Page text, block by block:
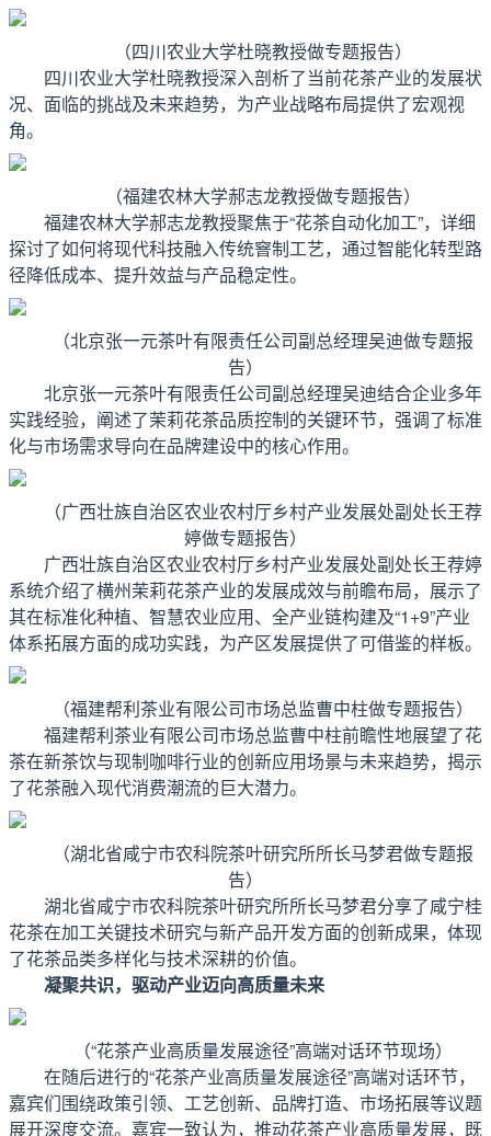
（四川农业大学杜晓教授做专题报告）
四川农业大学杜晓教授深入剖析了当前花茶产业的发展状
况、面临的挑战及未来趋势，为产业战略布局提供了宏观视
角。
（福建农林大学郝志龙教授做专题报告）
福建农林大学郝志龙教授聚焦于“花茶自动化加工”，详细
探讨了如何将现代科技融入传统窨制工艺，通过智能化转型路
径降低成本、提升效益与产品稳定性。
（北京张一元茶叶有限责任公司副总经理吴迪做专题报
告）
北京张一元茶叶有限责任公司副总经理吴迪结合企业多年
实践经验，阐述了茉莉花茶品质控制的关键环节，强调了标准
化与市场需求导向在品牌建设中的核心作用。
（广西壮族自治区农业农村厅乡村产业发展处副处长王荐
婷做专题报告）
广西壮族自治区农业农村厅乡村产业发展处副处长王荐婷
系统介绍了横州茉莉花茶产业的发展成效与前瞻布局，展示了
其在标准化种植、智慧农业应用、全产业链构建及“1+9”产业
体系拓展方面的成功实践，为产区发展提供了可借鉴的样板。
（福建帮利茶业有限公司市场总监曹中柱做专题报告）
福建帮利茶业有限公司市场总监曹中柱前瞻性地展望了花
茶在新茶饮与现制咖啡行业的创新应用场景与未来趋势，揭示
了花茶融入现代消费潮流的巨大潜力。
（湖北省咸宁市农科院茶叶研究所所长马梦君做专题报
告）
湖北省咸宁市农科院茶叶研究所所长马梦君分享了咸宁桂
花茶在加工关键技术研究与新产品开发方面的创新成果，体现
了花茶品类多样化与技术深耕的价值。
凝聚共识，驱动产业迈向高质量未来
（“花茶产业高质量发展途径”高端对话环节现场）
在随后进行的“花茶产业高质量发展途径”高端对话环节，
嘉宾们围绕政策引领、工艺创新、品牌打造、市场拓展等议题
展开深度交流。嘉宾一致认为，推动花茶产业高质量发展，既